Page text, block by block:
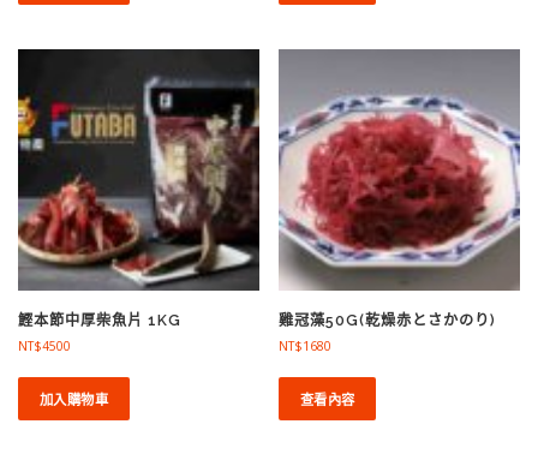
鰹本節中厚柴魚片 1KG
NT$4500
加入購物車
雞冠藻50G(乾燥赤とさかのり)
NT$1680
查看內容